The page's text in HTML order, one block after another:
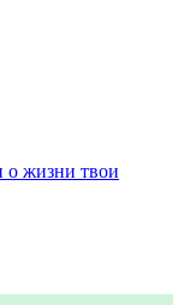
о жизни твои